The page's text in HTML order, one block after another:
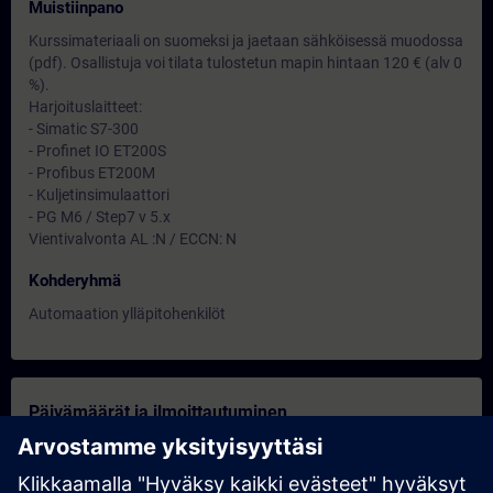
Muistiinpano
Kurssimateriaali on suomeksi ja jaetaan sähköisessä muodossa
(pdf). Osallistuja voi tilata tulostetun mapin hintaan 120 € (alv 0
%).
Harjoituslaitteet:
- Simatic S7-300
- Profinet IO ET200S
- Profibus ET200M
- Kuljetinsimulaattori
- PG M6 / Step7 v 5.x
Vientivalvonta AL :N / ECCN: N
Kohderyhmä
Automaation ylläpitohenkilöt
Päivämäärät ja ilmoittautuminen
Nov 03, 2026 | 07:30 AM
(UTC+00:00)
Varaa koulutus expand_more